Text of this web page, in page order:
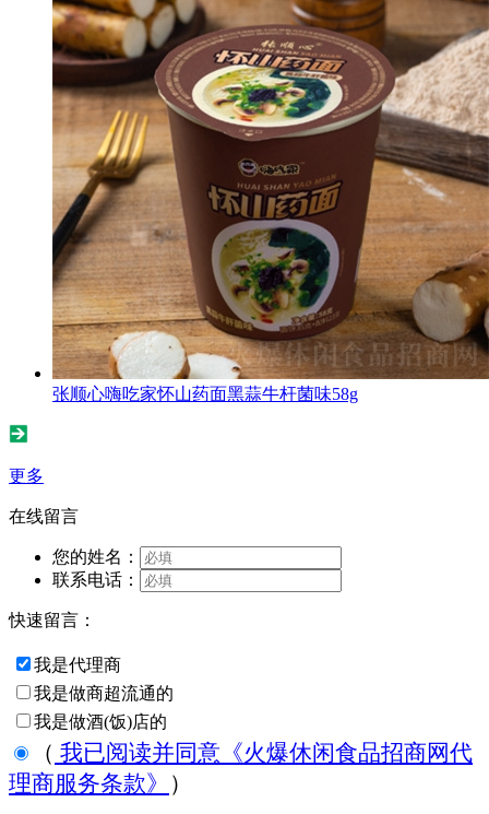
张顺心嗨吃家怀山药面黑蒜牛杆菌味58g
更多
在线留言
您的姓名：
联系电话：
快速留言：
我是代理商
我是做商超流通的
我是做酒(饭)店的
（ 我已阅读并同意《火爆休闲食品招商网代
理商服务条款》
）